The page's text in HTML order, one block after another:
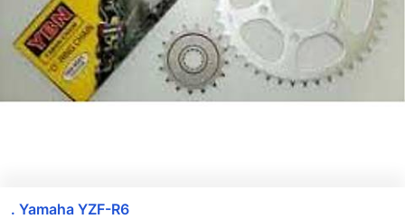
. Yamaha YZF-R6